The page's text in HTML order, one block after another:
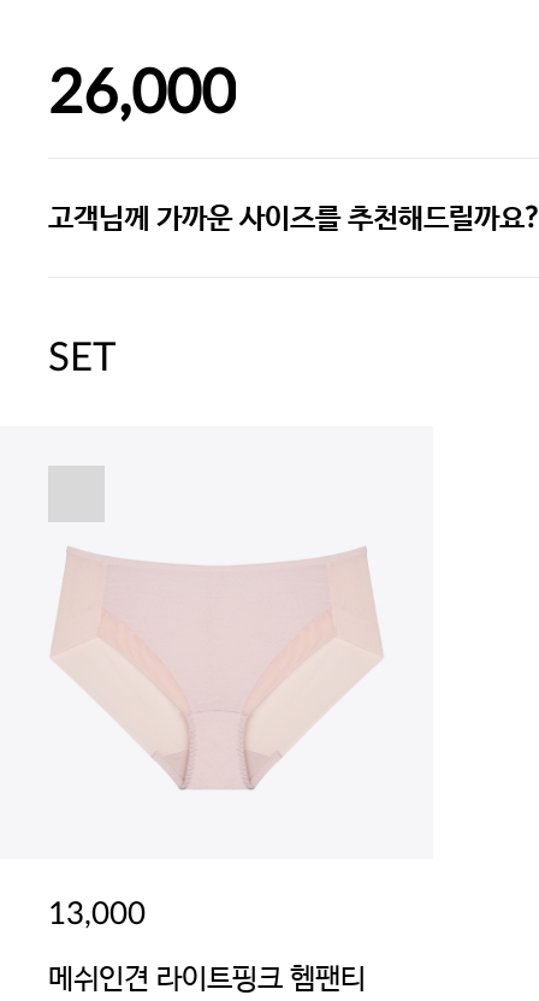
26,000
[썸머블프] 1만원 할인 쿠폰(8.1~31)
고객님께 가까운 사이즈를 추천해드릴까요?
SET
13,000
메쉬인견 라이트핑크 헴팬티